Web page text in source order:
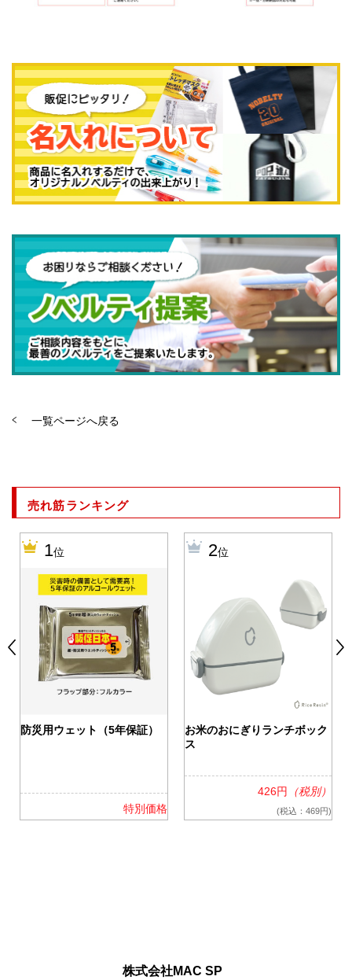
一覧ページへ戻る
売れ筋ランキング
1位
防災用ウェット（5年保証）
特別価格
2位
お米のおにぎりランチボック
ス
426円 （税別）
(税込：469円)
株式会社MAC SP